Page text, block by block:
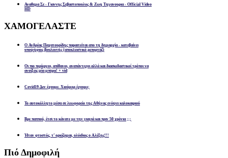
Αναθεμα Σε - Γιαννης Σεβαστοπουλος & Ζωη Τηγανουρια - Official Video
HD
ΧΑΜΟΓΕΛΑΣΤΕ
Ο Ανδρέας Παχατουρίδης παραιτείται απο τη δημαρχία - κατεβαίνει
υποψήφιος βουλευτής (αποκλειστικό ρεπορτάζ)
Οι πιο περίεργοι, απίθανοι, αναπάντεχοι αλλά και διασκεδαστικοί τρόποι να
ανοίξεις μία μπύρα! + vid
Covid19 Δεν έχουμε. Χιούμορ έχουμε;
Το αυτοκόλλητο μέσα σε λεωφορείο της Αθήνας ενόψει καλοκαιριού
Βρε παππού, έτσι το κάνατε με την γιαγιά και πριν 50 χρόνια ;;;
Ήταν φτυστός, τ’ ορκίζομαι, ολόιδιος ο Αλέξης!!!
Πιό Δημοφιλή